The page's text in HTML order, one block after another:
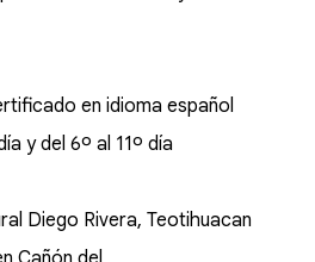
en idioma español
y del 6º al 11º día
Diego Rivera, Teotihuacan